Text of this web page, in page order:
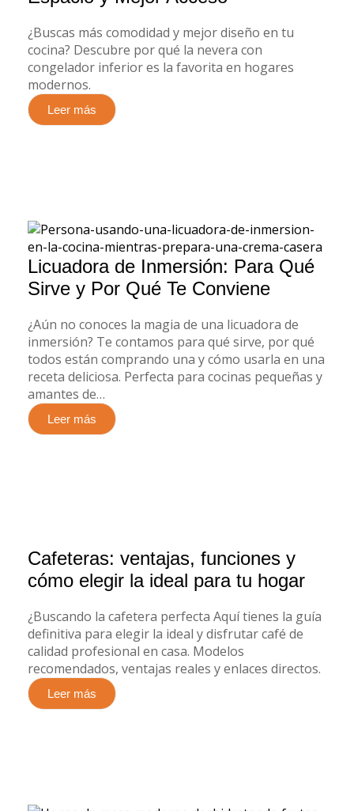
¿Buscas más comodidad y mejor diseño en tu
cocina? Descubre por qué la nevera con
congelador inferior es la favorita en hogares
modernos.
Leer más
Licuadora de Inmersión: Para Qué
Sirve y Por Qué Te Conviene
¿Aún no conoces la magia de una licuadora de
inmersión? Te contamos para qué sirve, por qué
todos están comprando una y cómo usarla en una
receta deliciosa. Perfecta para cocinas pequeñas y
amantes de…
Leer más
Cafeteras: ventajas, funciones y
cómo elegir la ideal para tu hogar
¿Buscando la cafetera perfecta Aquí tienes la guía
definitiva para elegir la ideal y disfrutar café de
calidad profesional en casa. Modelos
recomendados, ventajas reales y enlaces directos.
Leer más